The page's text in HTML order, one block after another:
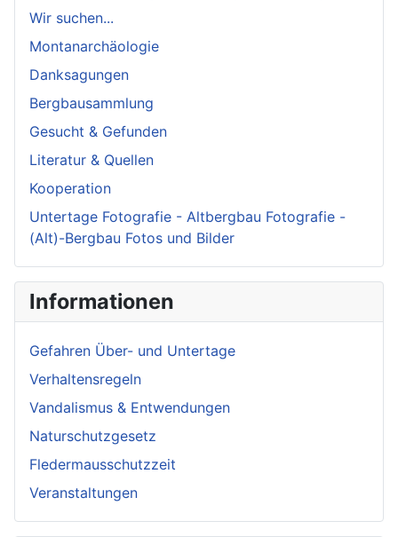
Wir suchen...
Montanarchäologie
Danksagungen
Bergbausammlung
Gesucht & Gefunden
Literatur & Quellen
Kooperation
Untertage Fotografie - Altbergbau Fotografie -
(Alt)-Bergbau Fotos und Bilder
Informationen
Gefahren Über- und Untertage
Verhaltensregeln
Vandalismus & Entwendungen
Naturschutzgesetz
Fledermausschutzzeit
Veranstaltungen